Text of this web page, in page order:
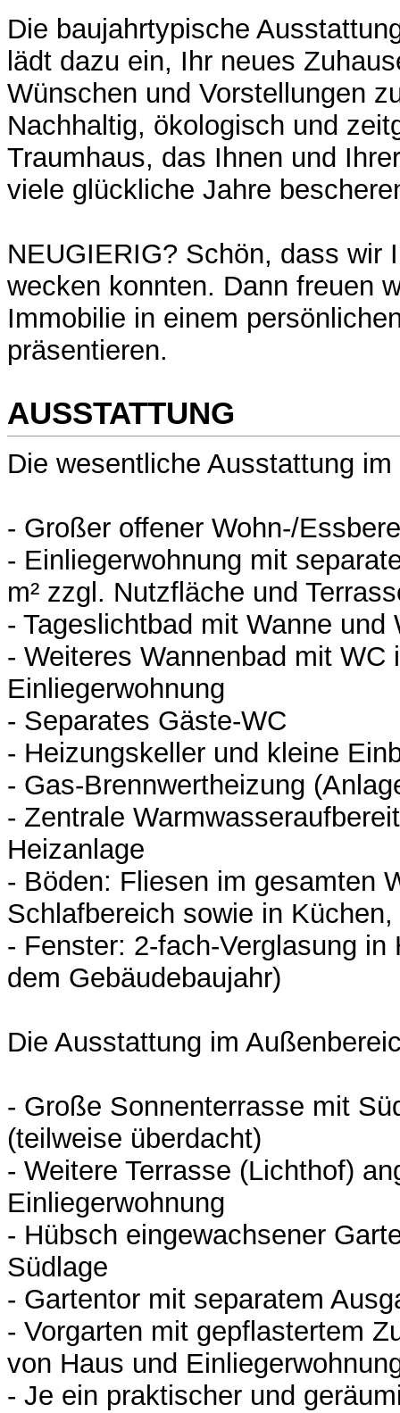
Die baujahrtypische
lädt dazu ein, Ihr neues
Wünschen und Vorstellungen
Nachhaltig, ökologisch und
Traumhaus, das Ihnen und
viele glückliche Jahre
NEUGIERIG? Schön, dass wir
wecken konnten. Dann freuen
Immobilie in einem
präsentieren.
AUSSTATTUNG
Die wesentliche Ausstattung im
- Großer offener Wohn-/
- Einliegerwohnung mit
m² zzgl. Nutzfläche und
- Tageslichtbad mit Wanne und
- Weiteres Wannenbad mit WC
Einliegerwohnung
- Separates Gäste-WC
- Heizungskeller und kleine
- Gas-Brennwertheizung
- Zentrale
Heizanlage
- Böden: Fliesen im gesamten
Schlafbereich sowie in
- Fenster: 2-fach-Verglasung in
dem Gebäudebaujahr)
Die Ausstattung im
- Große Sonnenterrasse mit
(teilweise überdacht)
- Weitere Terrasse (Lichthof)
Einliegerwohnung
- Hübsch eingewachsener
Südlage
- Gartentor mit separatem
- Vorgarten mit gepflastertem
von Haus und
- Je ein praktischer und